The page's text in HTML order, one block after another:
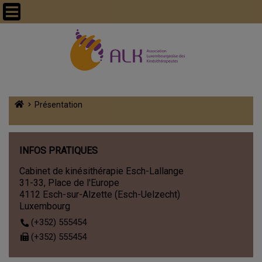
Présentation
INFOS PRATIQUES
Cabinet de kinésithérapie Esch-Lallange
31-33, Place de l'Europe
4112 Esch-sur-Alzette (Esch-Uelzecht)
Luxembourg
(+352) 555454
(+352) 555454